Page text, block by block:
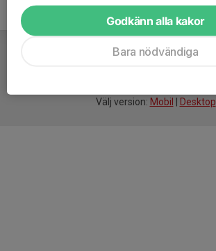
Välj version: Mobil Desktop
Godkänn alla kakor
Bara nödvändiga